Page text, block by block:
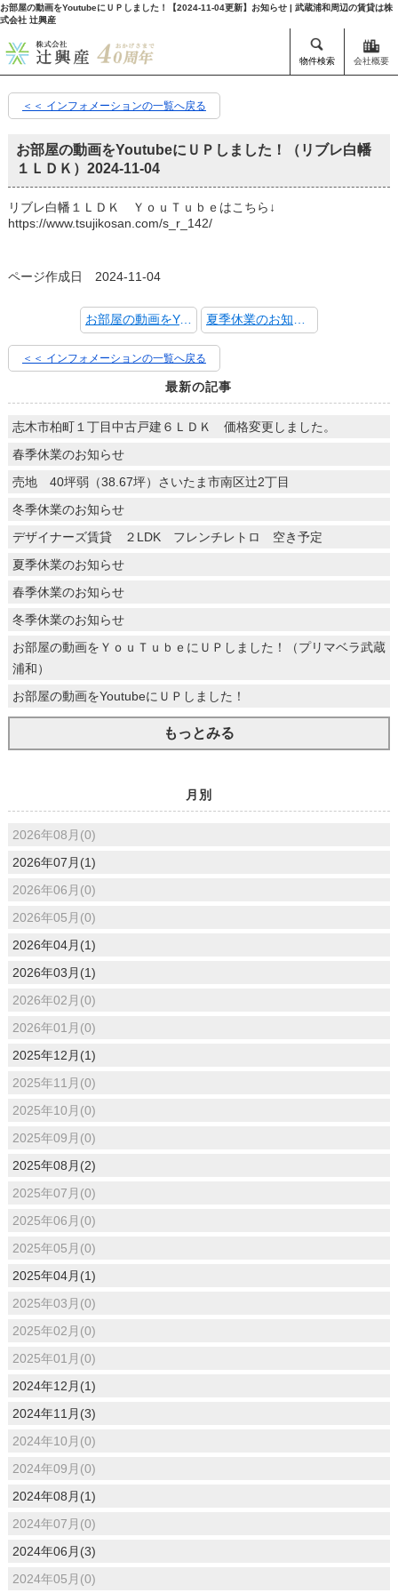
お部屋の動画をYoutubeにＵＰしました！【2024-11-04更新】お知らせ | 武蔵浦和周辺の賃貸は株
式会社 辻興産
物件検索 会社概要
＜＜ インフォメーションの一覧へ戻る
お部屋の動画をYoutubeにＵＰしました！（リブレ白幡
１ＬＤＫ） 2024-11-04
リブレ白幡１ＬＤＫ ＹｏｕＴｕｂｅはこちら↓
https://www.tsujikosan.com/s_r_142/
ページ作成日 2024-11-04
お部屋の動画をYoutubeにＵＰしました！
＜＜ インフォメーションの一覧へ戻る
最新の記事
志木市柏町１丁目中古戸建６ＬＤＫ 価格変更しました。
春季休業のお知らせ
売地 40坪弱（38.67坪）さいたま市南区辻2丁目
冬季休業のお知らせ
デザイナーズ賃貸 ２LDK フレンチレトロ 空き予定
夏季休業のお知らせ
春季休業のお知らせ
冬季休業のお知らせ
お部屋の動画をＹｏｕＴｕｂｅにＵＰしました！（プリマベラ武蔵
浦和）
お部屋の動画をYoutubeにＵＰしました！
もっとみる
月別
2026年08月(0)
2026年07月(1)
2026年06月(0)
2026年05月(0)
2026年04月(1)
2026年03月(1)
2026年02月(0)
2026年01月(0)
2025年12月(1)
2025年11月(0)
2025年10月(0)
2025年09月(0)
2025年08月(2)
2025年07月(0)
2025年06月(0)
2025年05月(0)
2025年04月(1)
2025年03月(0)
2025年02月(0)
2025年01月(0)
2024年12月(1)
2024年11月(3)
2024年10月(0)
2024年09月(0)
2024年08月(1)
2024年07月(0)
2024年06月(3)
2024年05月(0)